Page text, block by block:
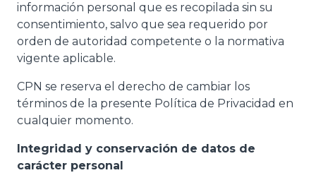
información personal que es recopilada sin su
consentimiento, salvo que sea requerido por
orden de autoridad competente o la normativa
vigente aplicable.
CPN se reserva el derecho de cambiar los
términos de la presente Política de Privacidad en
cualquier momento.
Integridad y conservación de datos de
carácter personal